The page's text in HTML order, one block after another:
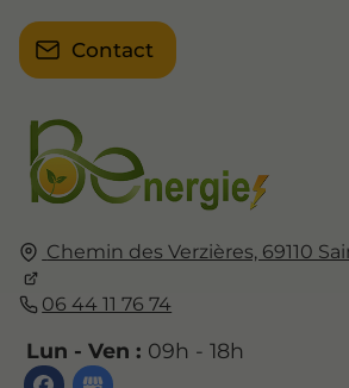
Chemin des Verzières, 69110
06 44 11 76 74
Lun - Ven : 09h - 18h
Contact